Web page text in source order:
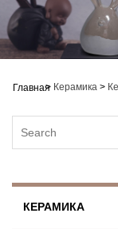
Главная
> Керамика >
КЕРАМИКА